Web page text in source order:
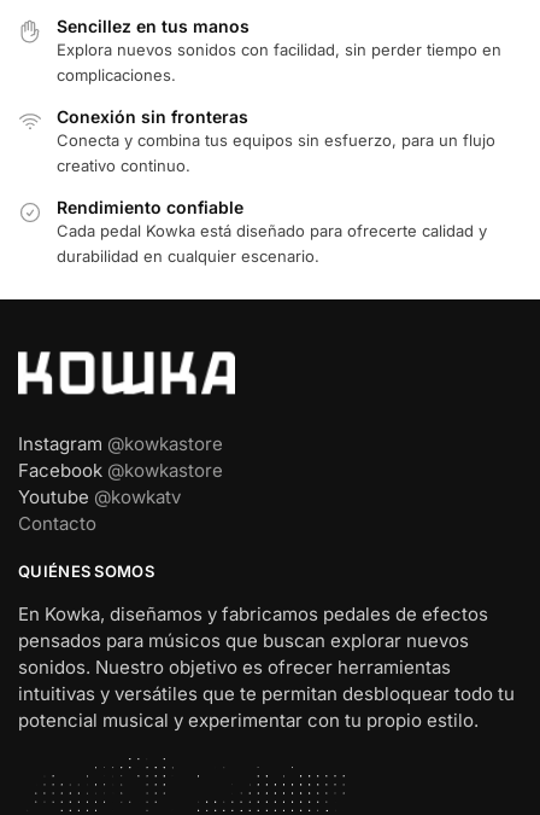
Sencillez en tus manos
Explora nuevos sonidos con facilidad, sin perder tiempo en
complicaciones.
Conexión sin fronteras
Conecta y combina tus equipos sin esfuerzo, para un flujo
creativo continuo.
Rendimiento confiable
Cada pedal Kowka está diseñado para ofrecerte calidad y
durabilidad en cualquier escenario.
Instagram @kowkastore
Facebook @kowkastore
Youtube @kowkatv
Contacto
QUIÉNES SOMOS
En Kowka, diseñamos y fabricamos pedales de efectos
pensados para músicos que buscan explorar nuevos
sonidos. Nuestro objetivo es ofrecer herramientas
intuitivas y versátiles que te permitan desbloquear todo tu
potencial musical y experimentar con tu propio estilo.